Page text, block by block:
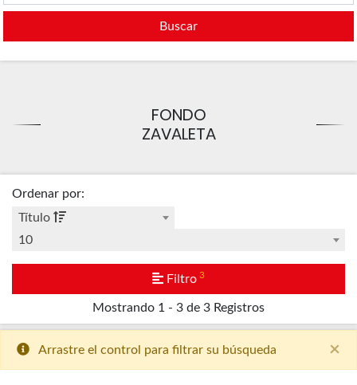
Buscar
FONDO
ZAVALETA
Mostrando 1 - 3 de 3 Registros
Ordenar por:
Título
10
Filtro 3
×
Arrastre el control para filtrar su búsqueda